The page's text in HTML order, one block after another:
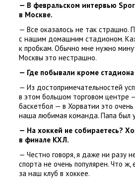
— В февральском интервью
в Москве.
— Все оказалось не так страшно.
с нашим домашним стадионом.
к пробкам. Обычно мне нужно
Москвы это нестрашно.
— Где побывали кроме
— Из достопримечательностей
в этом большом торговом центре
баскетбол — в Хорватии это
наша любимая команда. Папа был
— На хоккей не собираетесь?
в финале КХЛ.
— Честно говоря, я даже ни разу
спорта не очень популярен. Что ж,
за наш клуб в хоккее.